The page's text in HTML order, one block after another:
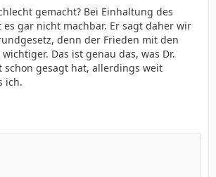
gemacht? Bei Einhaltung des
es gar nicht machbar. Er sagt daher wir
denn der Frieden mit den
Das ist genau das, was Dr.
schon gesagt hat, allerdings weit
ich.